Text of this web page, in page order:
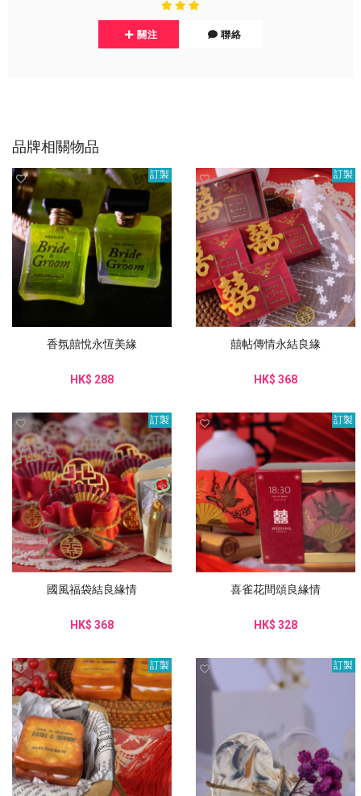
關注 聯絡
品牌相關物品
訂製
香氛囍悅永恆美緣
HK$ 288
訂製
囍帖傳情永結良緣
HK$ 368
訂製
國風福袋結良緣情
HK$ 368
訂製
喜雀花間頌良緣情
HK$ 328
訂製 訂製